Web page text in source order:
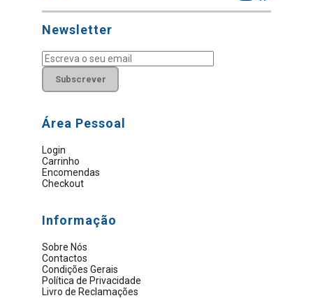
Newsletter
Subscrever
Área Pessoal
Login
Carrinho
Encomendas
Checkout
Informação
Sobre Nós
Contactos
Condições Gerais
Política de Privacidade
Livro de Reclamações